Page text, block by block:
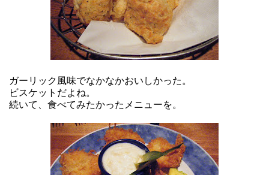
ガーリック風味でなかなかおいしかった。
ビスケットだよね。
続いて、食べてみたかったメニューを。